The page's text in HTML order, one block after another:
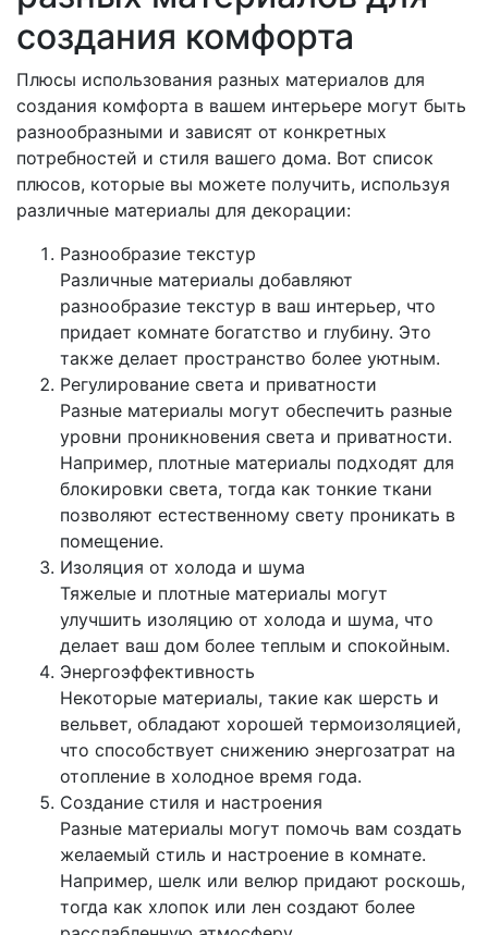
создания комфорта
Плюсы использования разных материалов для
создания комфорта в вашем интерьере могут быть
разнообразными и зависят от конкретных
потребностей и стиля вашего дома. Вот список
плюсов, которые вы можете получить, используя
различные материалы для декорации:
Разнообразие текстур
Различные материалы добавляют
разнообразие текстур в ваш интерьер, что
придает комнате богатство и глубину. Это
также делает пространство более уютным.
Регулирование света и приватности
Разные материалы могут обеспечить разные
уровни проникновения света и приватности.
Например, плотные материалы подходят для
блокировки света, тогда как тонкие ткани
позволяют естественному свету проникать в
помещение.
Изоляция от холода и шума
Тяжелые и плотные материалы могут
улучшить изоляцию от холода и шума, что
делает ваш дом более теплым и спокойным.
Энергоэффективность
Некоторые материалы, такие как шерсть и
вельвет, обладают хорошей термоизоляцией,
что способствует снижению энергозатрат на
отопление в холодное время года.
Создание стиля и настроения
Разные материалы могут помочь вам создать
желаемый стиль и настроение в комнате.
Например, шелк или велюр придают роскошь,
тогда как хлопок или лен создают более